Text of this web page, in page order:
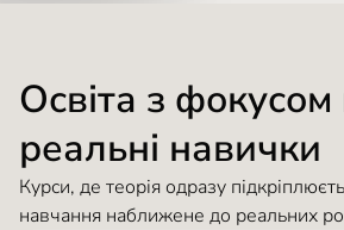
Освіта з фокусом
реальні навички
Курси, де теорія одразу
навчання наближене до реальних